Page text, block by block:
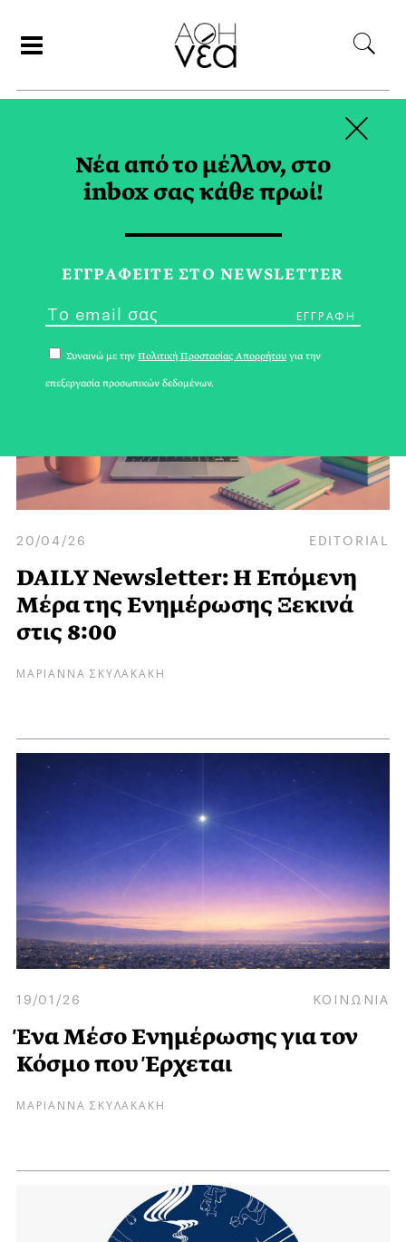
NEWSLETTER TAG
20/04/26 EDITORIAL
DAILY Newsletter: Η Επόμενη
Μέρα της Ενημέρωσης Ξεκινά
στις 8:00
ΜΑΡΙΑΝΝΑ ΣΚΥΛΑΚΑΚΗ
19/01/26 ΚΟΙΝΩΝΙΑ
Ένα Μέσο Ενημέρωσης για τον
Κόσμο που Έρχεται
ΜΑΡΙΑΝΝΑ ΣΚΥΛΑΚΑΚΗ
Νέα από το μέλλον, στο
inbox σας κάθε πρωί!
ΕΓΓPΑΦΕΙΤΕ ΣΤΟ NEWSLETTER
Συναινώ με την Πολιτική Προστασίας Απορρήτου για την
επεξεργασία προσωπικών δεδομένων.
×